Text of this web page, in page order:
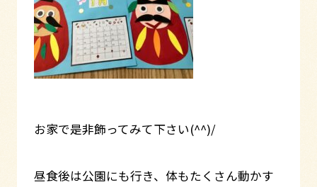
お家で是非飾ってみて下さい(^^)/
昼食後は公園にも行き、体もたくさん動かす